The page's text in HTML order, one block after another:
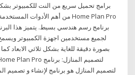
برامج تحميل سريع من النت للكمبيوتر
برنامج رسم هندسي بسيط. يتميز هذا
لجميع مستخدمين اجهزة الكمبيوتر
بصورة دقيقة للغاية بشكل ثلاثي الابعاد